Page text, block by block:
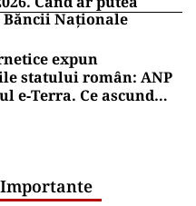
Naționale
expun
statului român: ANP
e‑Terra. Ce ascund